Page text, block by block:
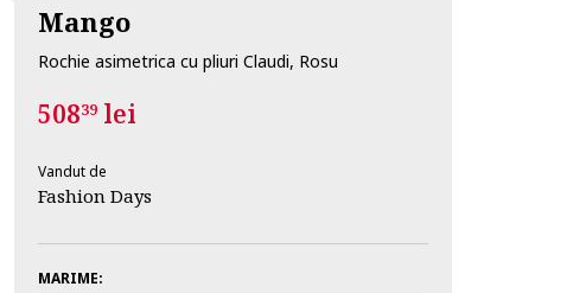
Mango
Rochie asimetrica cu pliuri Claudi, Rosu
50839lei
Vandut de
Fashion Days
MARIME: